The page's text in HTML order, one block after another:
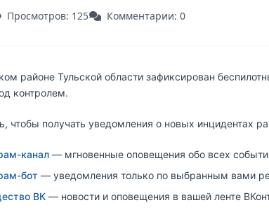
Просмотров: 125 Комментарии: 0
районе Тульской области зафиксирован
контролем.
чтобы получать уведомления о новых инцидентах
канал— мгновенные оповещения обо всех
бот — уведомления только по выбранным вами
ВК — новости и оповещения в вашей ленте